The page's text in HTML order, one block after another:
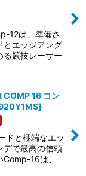
12は、準備さ
とエッジアング
る競技レーサー
COMP 16 コン
]
ドと極端なエッ
デで最高の信頼
16は、